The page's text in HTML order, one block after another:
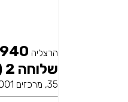
הרצליה
שלוחה 2 (חנות + זאפ)
35, מרכזים 2001 (כניסה D)